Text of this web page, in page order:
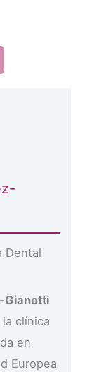
Dental
Gianotti
clínica
en
Europea